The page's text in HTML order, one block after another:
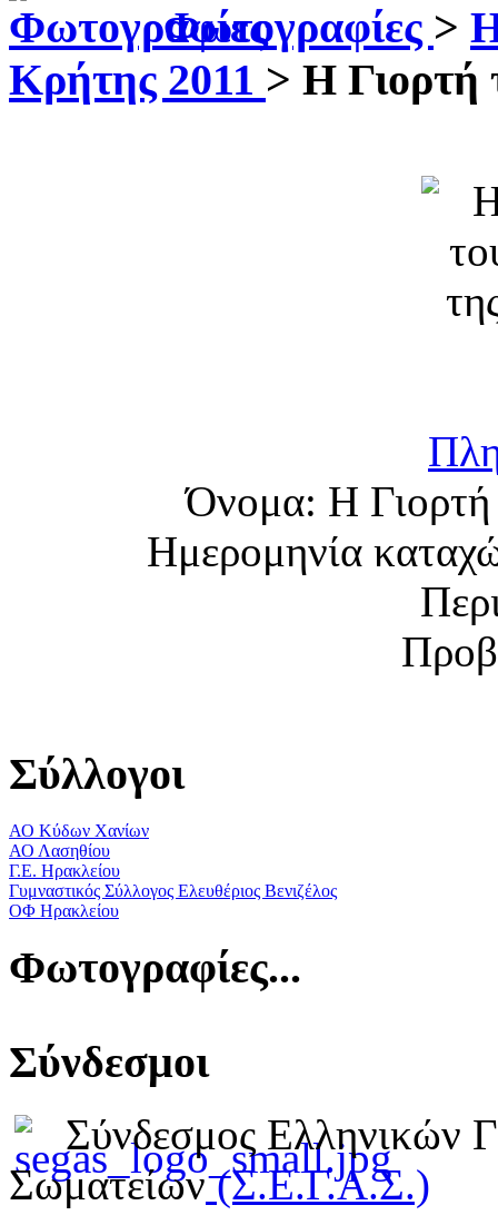
Φωτογραφίες >
Κρήτης 2011 > Η Γιορτή
Όνομα: Η
Ημερομηνία
Σύλλογοι
ΑΟ Κύδων Χανίων
ΑΟ Λασηθίου
Γ.Ε. Ηρακλείου
Γυμναστικός Σύλλογος Ελευθέριος Βενιζέλος
ΟΦ Ηρακλείου
Φωτογραφίες...
Σύνδεσμοι
Σύνδεσμος Ελληνικών
Σωματείων (Σ.Ε.Γ.Α.Σ.)